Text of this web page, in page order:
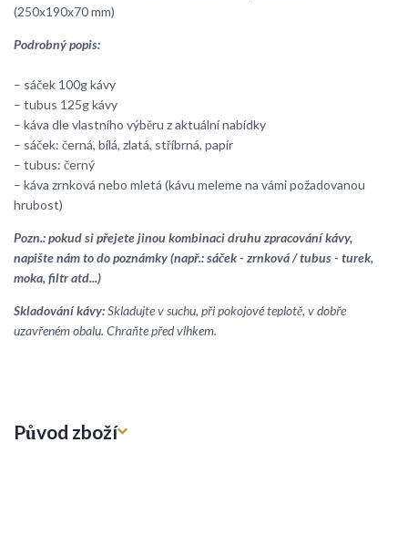
(250x190x70 mm)
Podrobný popis:
– sáček 100g kávy
– tubus 125g kávy
– káva dle vlastního výběru z aktuální nabídky
– sáček: černá, bílá, zlatá, stříbrná, papír
– tubus: černý
– káva zrnková nebo mletá (kávu meleme na vámi požadovanou
hrubost)
Pozn.: pokud si přejete jinou kombinaci druhu zpracování kávy,
napište nám to do poznámky (např.: sáček - zrnková / tubus - turek,
moka, filtr atd...)
Skladování kávy:Skladujte v suchu, při pokojové teplotě, v dobře
uzavřeném obalu. Chraňte před vlhkem.
Původ zboží